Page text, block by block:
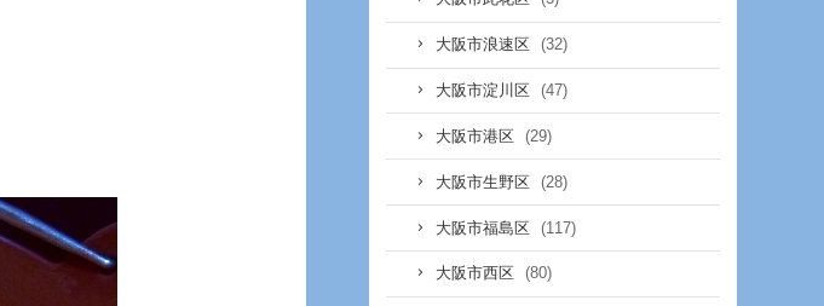
大阪市浪速区 (32)
大阪市淀川区 (47)
大阪市港区 (29)
大阪市生野区 (28)
大阪市福島区 (117)
大阪市西区 (80)